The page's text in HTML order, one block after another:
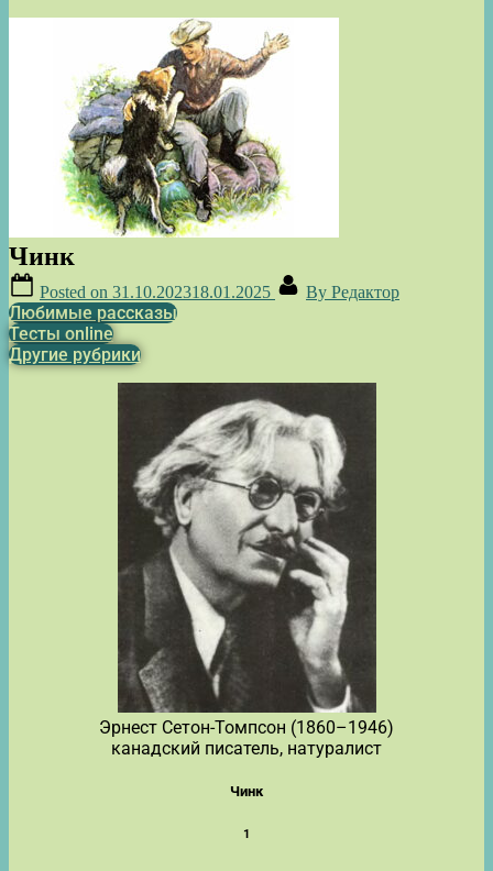
Чинк
Posted on 31.10.202318.01.2025 By Редактор
Любимые рассказы
Тесты online
Другие рубрики
Эрнест Сетон-Томпсон (1860–1946)
канадский писатель, натуралист
Чинк
1